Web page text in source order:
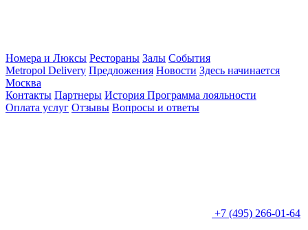
Номера и Люксы Рестораны Залы События
Metropol Delivery Предложения Новости Здесь начинается
Москва
Контакты Партнеры История Программа лояльности
Оплата услуг Отзывы Вопросы и ответы
+7 (495) 266-01-64